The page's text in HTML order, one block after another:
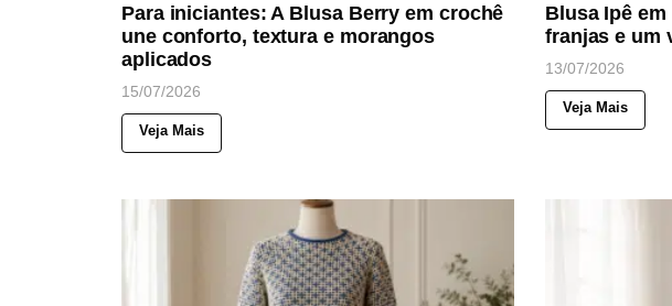
Para iniciantes: A Blusa Berry em crochê
une conforto, textura e morangos
aplicados
15/07/2026
Veja Mais
Blusa Ipê
franjas e um
13/07/2026
Veja Mais